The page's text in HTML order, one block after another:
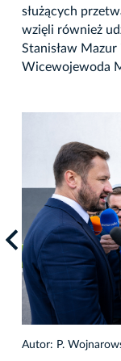
służących
wzięli również
Stanisław
Wicewojewoda
Autor: P.